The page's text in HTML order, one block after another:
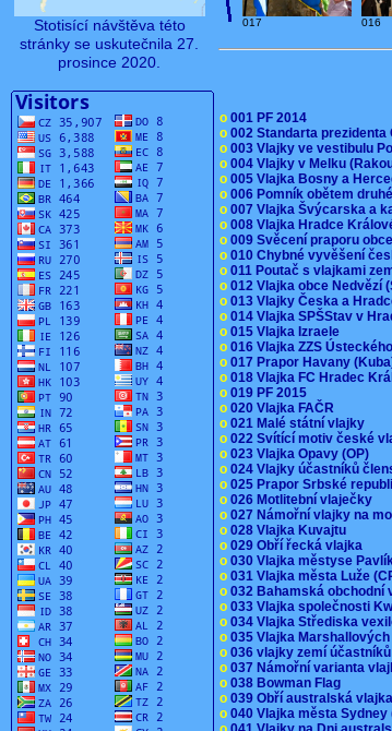
Stotisící návštěva této
stránky se uskutečnila 27.
prosince 2020.
017 016
o 001 PF 2014
o 002 Standarta prezidenta
o 003 Vlajky ve vestibulu
o 004 Vlajky v Melku
o 005 Vlajka Bosny a
o 006 Pomník obětem
o 007 Vlajka Švýcarska a
o 008 Vlajka Hradce
o 009 Svěcení praporu
o 010 Chybné vyvěšení
o 011 Poutač s vlajkami
o 012 Vlajka obce Nedvězí
o 013 Vlajky Česka a
o 014 Vlajka SPŠStav v
o 015 Vlajka Izraele
o 016 Vlajka ZZS
o 017 Prapor Havany
o 018 Vlajka FC Hradec
o 019 PF 2015
o 020 Vlajka FAČR
o 021 Malé státní vlajky
o 022 Svítící motiv české
o 023 Vlajka Opavy (OP)
o 024 Vlajky účastníků
o 025 Prapor Srbské
o 026 Motlitební vlaječky
o 027 Námořní vlajky na
o 028 Vlajka Kuvajtu
o 029 Obří řecká vlajka
o 030 Vlajka městyse
o 031 Vlajka města Luže
o 032 Bahamská obchodní
o 033 Vlajka společnosti
o 034 Vlajka Střediska
o 035 Vlajka
o 036 vlajky zemí
o 037 Námořní varianta
o 038 Bowman Flag
o 039 Obří australská vlajka
o 040 Vlajka města